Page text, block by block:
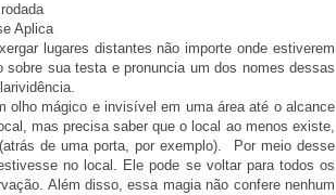
Aplica
lugares distantes não importe onde estiverem
sua testa e pronuncia um dos nomes dessas
olho mágico e invisível em uma área até o alcance
mas precisa saber que o local ao menos existe,
de uma porta, por exemplo). Por meio desse
no local. Ele pode se voltar para todos os
Além disso, essa magia não confere nenhum